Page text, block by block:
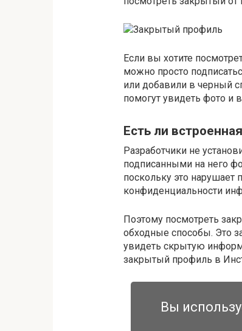
Если вы хотите
можно просто
или добавили в черный
помогут увидеть фото и
Есть ли
Разработчики не
подписанными на него
поскольку это нарушает
конфиденциальности
Поэтому посмотреть
обходные способы. Это
увидеть скрытую
закрытый профиль в
Вы